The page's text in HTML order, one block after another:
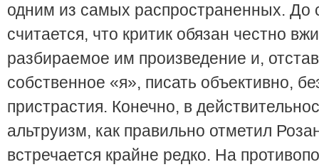
одним из самых распространенных. До
считается, что критик обязан честно
разбираемое им произведение и,
собственное «я», писать объективно,
пристрастия. Конечно, в
альтруизм, как правильно отметил
встречается крайне редко. На